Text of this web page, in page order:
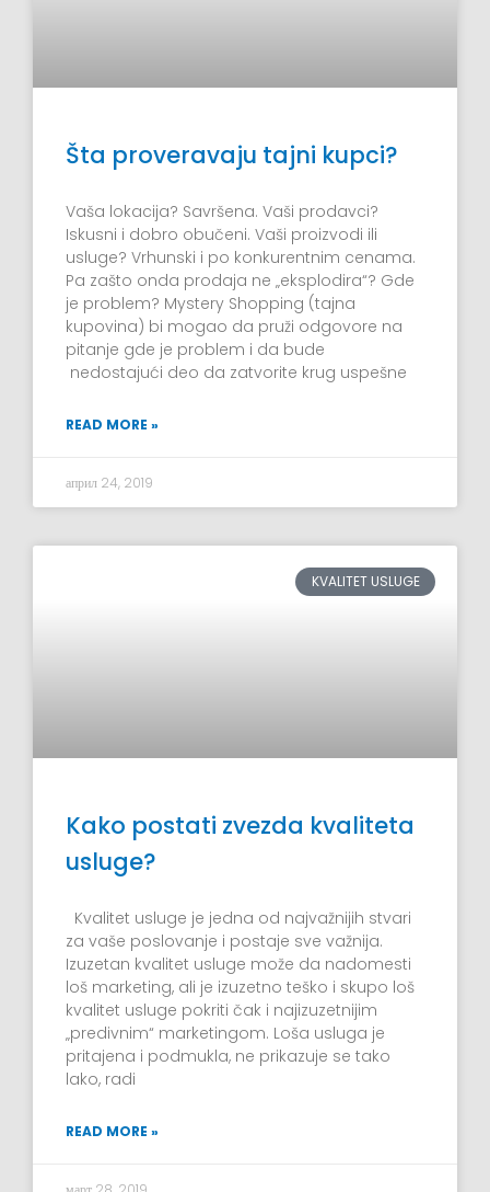
Šta proveravaju tajni kupci?
Vaša lokacija? Savršena. Vaši prodavci?
Iskusni i dobro obučeni. Vaši proizvodi ili
usluge? Vrhunski i po konkurentnim cenama.
Pa zašto onda prodaja ne „eksplodira“? Gde
je problem? Mystery Shopping (tajna
kupovina) bi mogao da pruži odgovore na
pitanje gde je problem i da bude
nedostajući deo da zatvorite krug uspešne
READ MORE »
април 24, 2019
KVALITET USLUGE
Kako postati zvezda kvaliteta
usluge?
Kvalitet usluge je jedna od najvažnijih stvari
za vaše poslovanje i postaje sve važnija.
Izuzetan kvalitet usluge može da nadomesti
loš marketing, ali je izuzetno teško i skupo loš
kvalitet usluge pokriti čak i najizuzetnijim
„predivnim“ marketingom. Loša usluga je
pritajena i podmukla, ne prikazuje se tako
lako, radi
READ MORE »